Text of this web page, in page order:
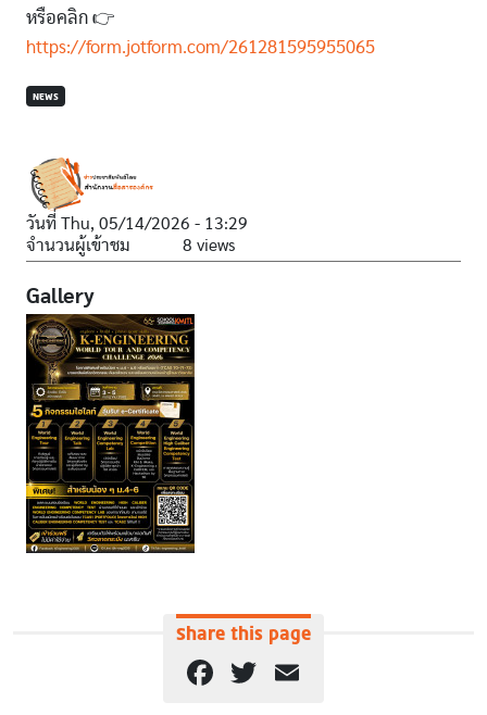
หรือคลิก 👉
https://form.jotform.com/261281595955065
NEWS
วันที่ Thu, 05/14/2026 - 13:29
จำนวนผู้เข้าชม
8 views
Gallery
Share this page
Facebook
Twitter